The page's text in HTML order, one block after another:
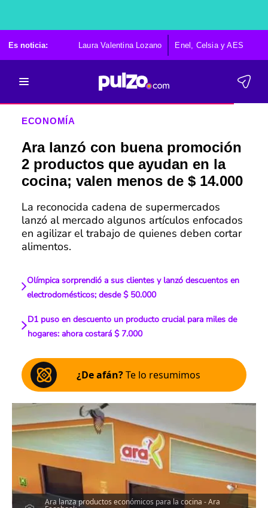
Es noticia: Laura Valentina Lozano Enel, Celsia y AES
ECONOMÍA
Ara lanzó con buena promoción
2 productos que ayudan en la
cocina; valen menos de $ 14.000
La reconocida cadena de supermercados
lanzó al mercado algunos artículos enfocados
en agilizar el trabajo de quienes deben cortar
alimentos.
Olímpica sorprendió a sus clientes y lanzó descuentos en
electrodomésticos; desde $ 50.000
D1 puso en descuento un producto crucial para miles de
hogares: ahora costará $ 7.000
¿De afán?Te lo resumimos
Ara lanza productos económicos para la cocina - Ara